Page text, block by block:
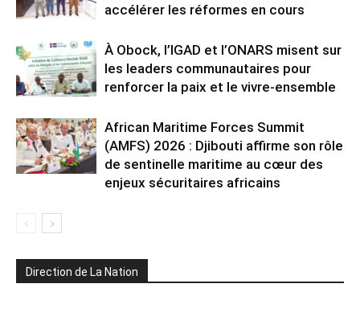
accélérer les réformes en cours
À Obock, l’IGAD et l’ONARS misent sur
les leaders communautaires pour
renforcer la paix et le vivre-ensemble
African Maritime Forces Summit
(AMFS) 2026 : Djibouti affirme son rôle
de sentinelle maritime au cœur des
enjeux sécuritaires africains
Direction de La Nation